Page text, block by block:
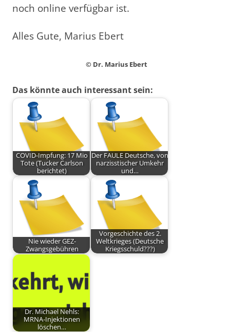
noch online verfügbar ist.
Alles Gute, Marius Ebert
© Dr. Marius Ebert
Das könnte auch interessant sein:
COVID-Impfung: 17 Mio
Tote (Tucker Carlson
berichtet)
Der FAULE Deutsche, von
narzisstischer Umkehr
und…
Nie wieder GEZ-
Zwangsgebühren
Vorgeschichte des 2.
Weltkrieges (Deutsche
Kriegsschuld???)
Dr. Michael Nehls:
MRNA-Injektionen
löschen…